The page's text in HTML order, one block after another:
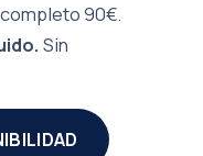
90€.
Sin